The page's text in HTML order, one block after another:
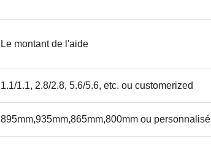
Le montant de l'aide
1.1/1.1, 2.8/2.8, 5.6/5.6, etc. ou customerized
895mm,935mm,865mm,800mm ou personnalisé